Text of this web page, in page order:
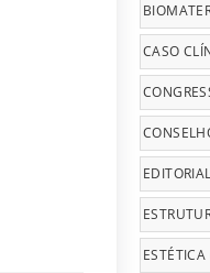
CASO
EDITORIAL
ESTÉTICA